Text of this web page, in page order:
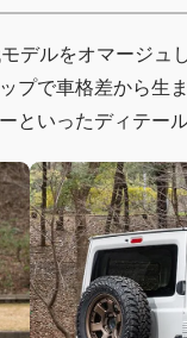
デルをオマージュ
プで車格差から生
いったディテー